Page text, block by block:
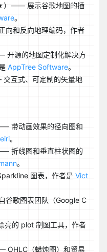
）—— 展示谷歌地图的插
。
和反向地理编码，作者
开源的地图定制化解决方
AppTree Software。
互式、可定制的矢量地
带动画效果的径向图和
。
折线图和垂直柱状图的
。
图表，作者是 Vict
歌图表团队（Google C
的 plot 制图工具，作者
OHLC（蜡烛图）和贸易